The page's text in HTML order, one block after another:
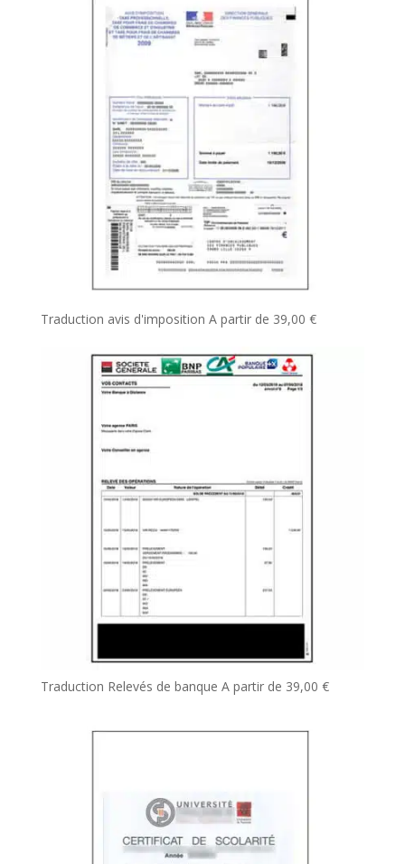
Traduction avis d'imposition A partir de 39,00 €
Traduction Relevés de banque A partir de 39,00 €